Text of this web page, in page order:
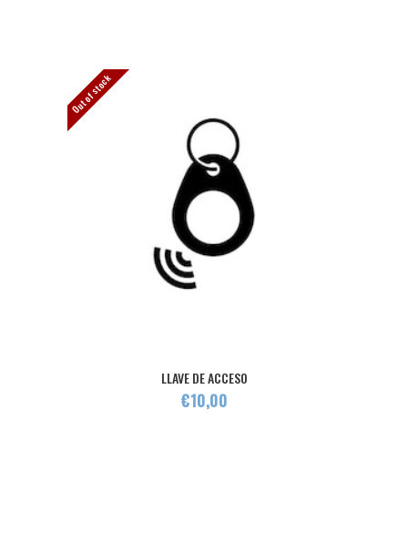
Out of stock
LLAVE DE ACCESO
€10,00